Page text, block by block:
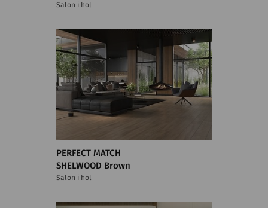
Salon i hol
PERFECT MATCH
SHELWOOD Brown
Salon i hol